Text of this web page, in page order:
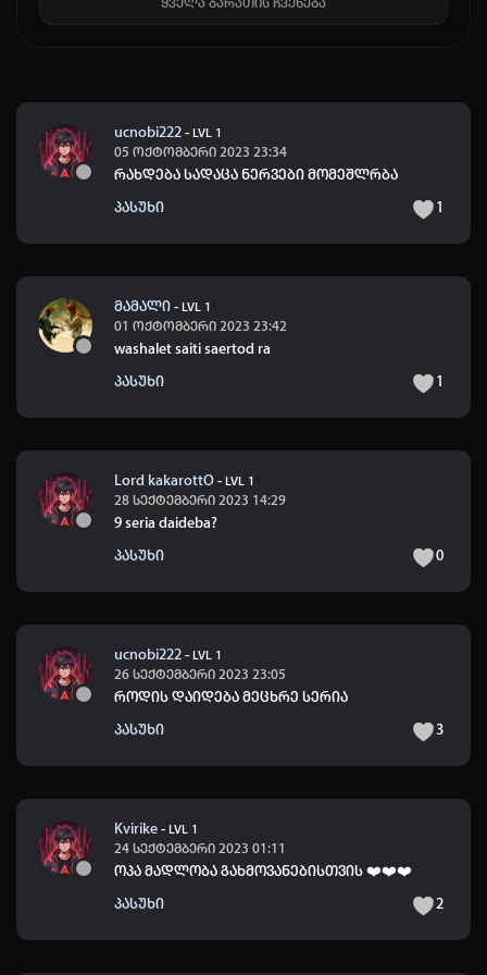
ყველა ბარათის ჩვენება
ucnobi222 - LVL 1
05 ოქტომბერი 2023 23:34
რახდება სადაცა ნერვები მომეშლრბა
პასუხი 1
მამალი - LVL 1
01 ოქტომბერი 2023 23:42
washalet saiti saertod ra
პასუხი 1
Lord kakarottO - LVL 1
28 სექტემბერი 2023 14:29
9 seria daideba?
პასუხი 0
ucnobi222 - LVL 1
26 სექტემბერი 2023 23:05
როდის დაიდება მეცხრე სერია
პასუხი 3
Kvirike - LVL 1
24 სექტემბერი 2023 01:11
ოპა მადლობა გახმოვანებისთვის ❤️❤️❤️
პასუხი 2